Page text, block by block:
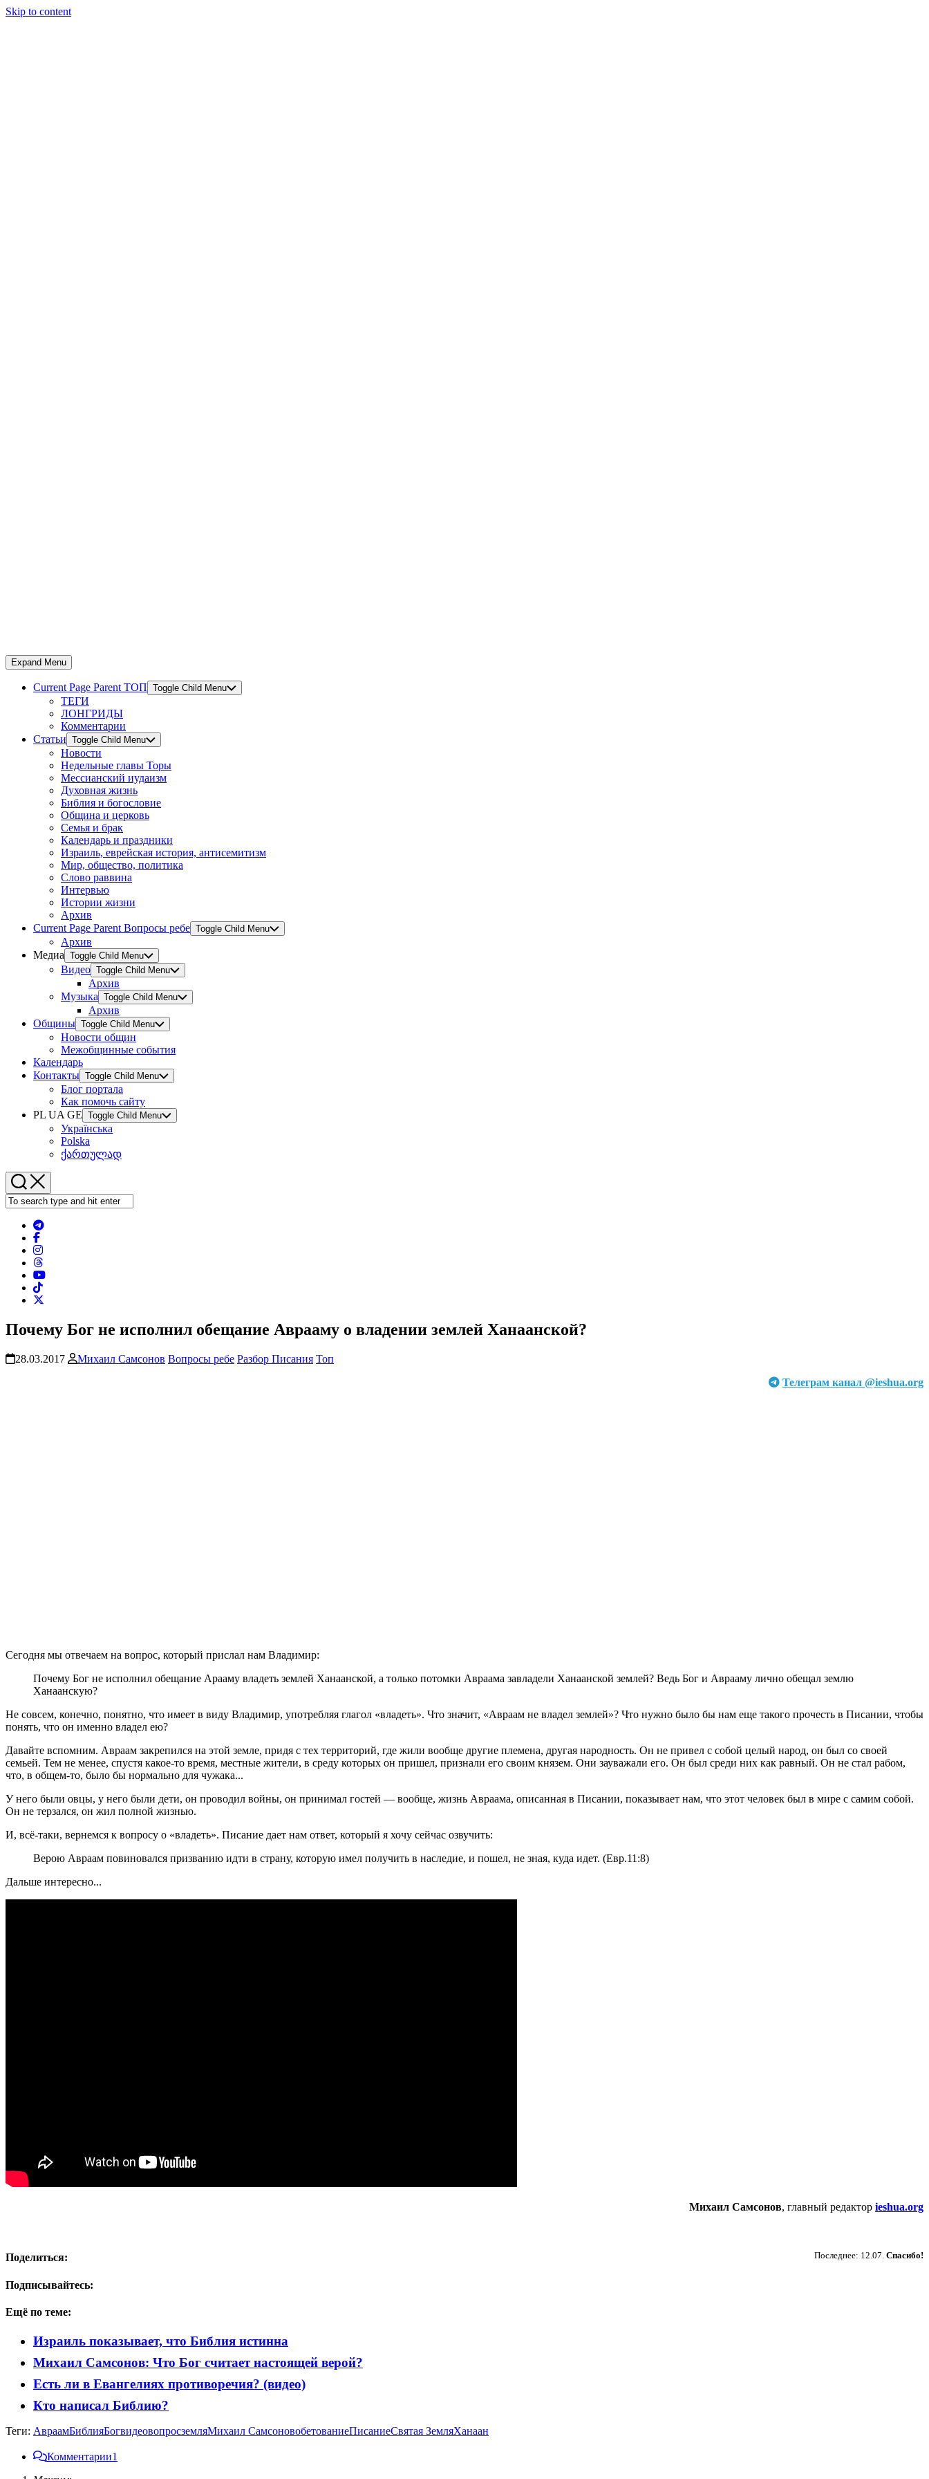
Skip to content
Expand Menu
Current Page Parent ТОП Toggle Child Menu
ТЕГИ
ЛОНГРИДЫ
Комментарии
Статьи Toggle Child Menu
Новости
Недельные главы Торы
Мессианский иудаизм
Духовная жизнь
Библия и богословие
Община и церковь
Семья и брак
Календарь и праздники
Израиль, еврейская история, антисемитизм
Мир, общество, политика
Слово раввина
Интервью
Истории жизни
Архив
Current Page Parent Вопросы ребе Toggle Child Menu
Архив
Медиа Toggle Child Menu
Видео Toggle Child Menu
Архив
Музыка Toggle Child Menu
Архив
Общины Toggle Child Menu
Новости общин
Межобщинные события
Календарь
Контакты Toggle Child Menu
Блог портала
Как помочь сайту
PL UA GE Toggle Child Menu
Українська
Polska
ქართულად
Почему Бог не исполнил обещание Аврааму о владении землей Ханаанской?
28.03.2017 Михаил Самсонов Вопросы ребе Разбор Писания Топ
Телеграм канал @ieshua.org
Сегодня мы отвечаем на вопрос, который прислал нам Владимир:
Почему Бог не исполнил обещание Арааму владеть землей Ханаанской, а только потомки Авраама завладели Ханаанской землей? Ведь Бог и Аврааму лично обещал землю
Ханаанскую?
Не совсем, конечно, понятно, что имеет в виду Владимир, употребляя глагол «владеть». Что значит, «Авраам не владел землей»? Что нужно было бы нам еще такого прочесть в Писании, чтобы
понять, что он именно владел ею?
Давайте вспомним. Авраам закрепился на этой земле, придя с тех территорий, где жили вообще другие племена, другая народность. Он не привел с собой целый народ, он был со своей
семьей. Тем не менее, спустя какое-то время, местные жители, в среду которых он пришел, признали его своим князем. Они зауважали его. Он был среди них как равный. Он не стал рабом,
что, в общем-то, было бы нормально для чужака...
У него были овцы, у него были дети, он проводил войны, он принимал гостей — вообще, жизнь Авраама, описанная в Писании, показывает нам, что этот человек был в мире с самим собой.
Он не терзался, он жил полной жизнью.
И, всё-таки, вернемся к вопросу о «владеть». Писание дает нам ответ, который я хочу сейчас озвучить:
Верою Авраам повиновался призванию идти в страну, которую имел получить в наследие, и пошел, не зная, куда идет. (Евр.11:8)
Дальше интересно...
Михаил Самсонов, главный редактор ieshua.org
Последнее: 12.07. Спасибо!
Поделиться:
Подписывайтесь:
Ещё по теме:
Израиль показывает, что Библия истинна
Михаил Самсонов: Что Бог считает настоящей верой?
Есть ли в Евангелиях противоречия? (видео)
Кто написал Библию?
Теги: АвраамБиблияБогвидеовопросземляМихаил СамсоновобетованиеПисаниеСвятая ЗемляХанаан
Комментарии1